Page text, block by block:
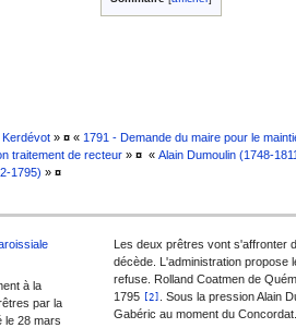
Kerdévot » ¤ « 1791 - Demande du maire pour le
traitement de recteur » ¤ « Alain Dumoulin (1748-
1795) » ¤
à la
par la
le 28 mars
Les deux prêtres vont s'affronter
décède. L'administration propose
refuse. Rolland Coatmen de
1795 [2]
. Sous la pression Alain
Gabéric au moment du Concordat.